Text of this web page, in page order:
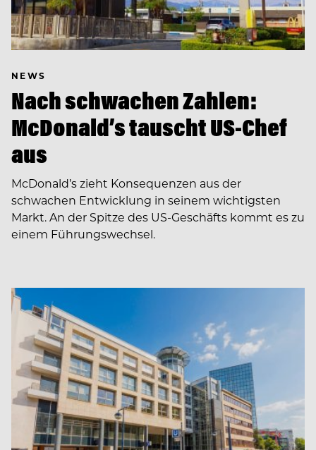
NEWS
Nach schwachen Zahlen:
McDonald’s tauscht US-Chef
aus
McDonald’s zieht Konsequenzen aus der
schwachen Entwicklung in seinem wichtigsten
Markt. An der Spitze des US-Geschäfts kommt es zu
einem Führungswechsel.